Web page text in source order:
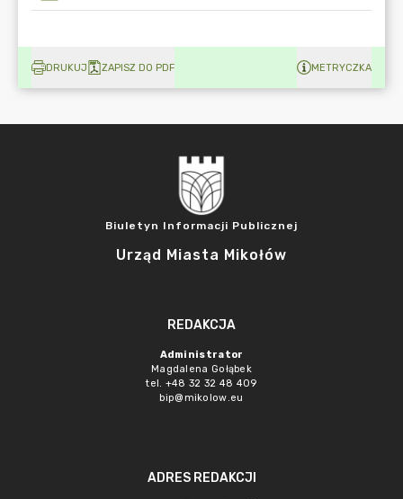
DRUKUJ ZAPISZ DO PDF METRYCZKA
Biuletyn Informacji Publicznej
Urząd Miasta Mikołów
REDAKCJA
Administrator
Magdalena Gołąbek
tel. +48 32 32 48 409
bip@mikolow.eu
ADRES REDAKCJI